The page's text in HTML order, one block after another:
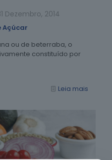
Dezembro, 2014
Açúcar
ou de beterraba, o
constituído por
Leia mais